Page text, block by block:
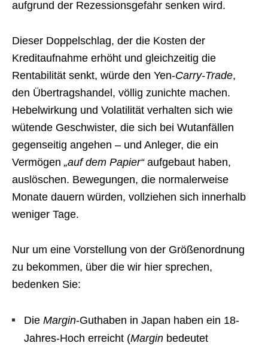
aufgrund der Rezessionsgefahr senken wird.
Dieser Doppelschlag, der die Kosten der
Kreditaufnahme erhöht und gleichzeitig die
Rentabilität senkt, würde den Yen-Carry-Trade,
den Übertragshandel, völlig zunichte machen.
Hebelwirkung und Volatilität verhalten sich wie
wütende Geschwister, die sich bei Wutanfällen
gegenseitig angehen – und Anleger, die ein
Vermögen „auf dem Papier“aufgebaut haben,
auslöschen. Bewegungen, die normalerweise
Monate dauern würden, vollziehen sich innerhalb
weniger Tage.
Nur um eine Vorstellung von der Größenordnung
zu bekommen, über die wir hier sprechen,
bedenken Sie:
Die Margin-Guthaben in Japan haben ein 18-
Jahres-Hoch erreicht (Margin bedeutet